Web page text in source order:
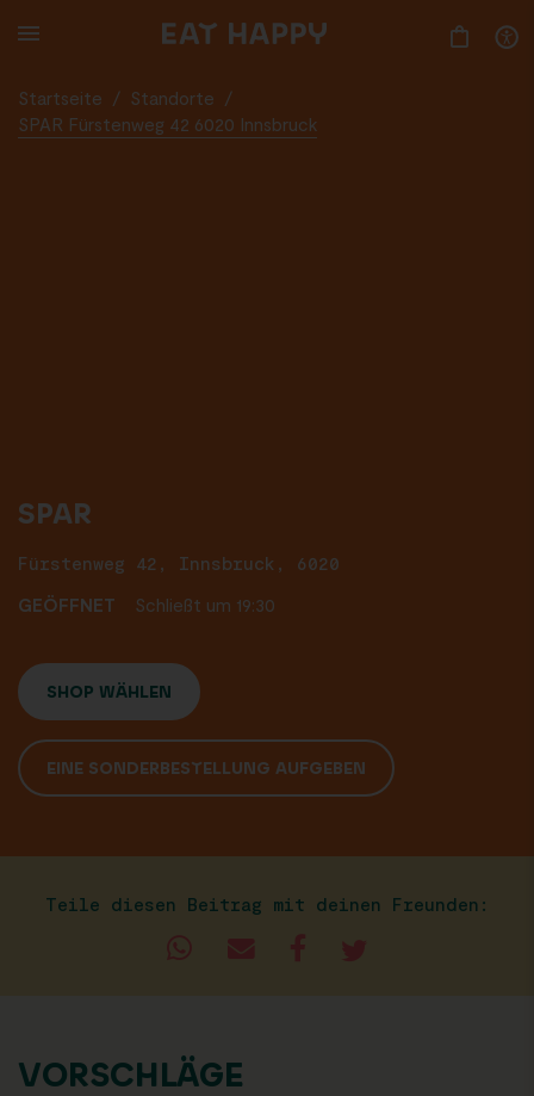
TO
Startseite / Standorte
/
SPAR Fürstenweg 42 6020 Innsbruck
SPAR
Fürstenweg 42, Innsbruck, 6020
GEÖFFNET
Schließt um 19:30
SHOP WÄHLEN
EINE SONDERBESTELLUNG AUFGEBEN
Teile diesen Beitrag mit deinen Freunden:
VORSCHLÄGE